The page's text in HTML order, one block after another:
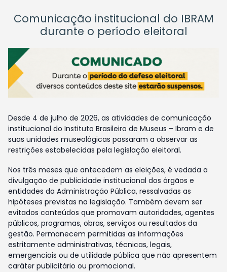
Comunicação institucional do IBRAM
durante o período eleitoral
Desde 4 de julho de 2026, as atividades de comunicação
institucional do Instituto Brasileiro de Museus – Ibram e de
suas unidades museológicas passaram a observar as
restrições estabelecidas pela legislação eleitoral.
Nos três meses que antecedem as eleições, é vedada a
divulgação de publicidade institucional dos órgãos e
entidades da Administração Pública, ressalvadas as
hipóteses previstas na legislação. Também devem ser
evitados conteúdos que promovam autoridades, agentes
públicos, programas, obras, serviços ou resultados da
gestão. Permanecem permitidas as informações
estritamente administrativas, técnicas, legais,
emergenciais ou de utilidade pública que não apresentem
caráter publicitário ou promocional.